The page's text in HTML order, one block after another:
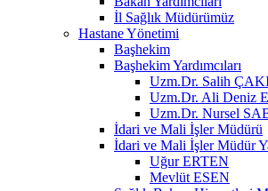
İl Sağlık Müdürümüz
Hastane Yönetimi
Başhekim
Başhekim Yardımcıları
Uzm.Dr. Salih
Uzm.Dr. Ali Deniz
Uzm.Dr. Nursel
İdari ve Mali İşler Müdürü
İdari ve Mali İşler Müdür
Uğur ERTEN
Mevlüt ESEN